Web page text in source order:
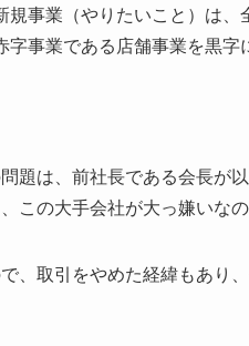
規事業（やりたいこと）は、
字事業である店舗事業を黒字
問題は、前社長である会長が
この大手会社が大っ嫌いなの
、取引をやめた経緯もあり